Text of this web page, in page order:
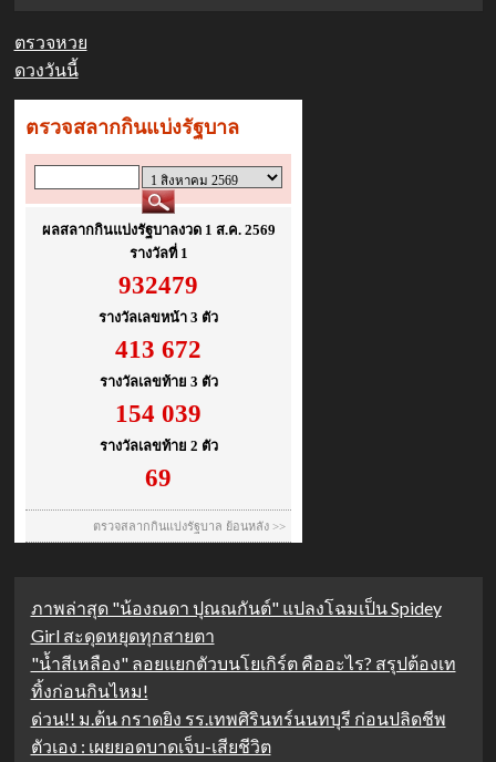
ตรวจหวย
ดวงวันนี้
ภาพล่าสุด "น้องณดา ปุณณกันต์" แปลงโฉมเป็น Spidey
Girl สะดุดหยุดทุกสายตา
"น้ำสีเหลือง" ลอยแยกตัวบนโยเกิร์ต คืออะไร? สรุปต้องเท
ทิ้งก่อนกินไหม!
ด่วน!! ม.ต้น กราดยิง รร.เทพศิรินทร์นนทบุรี ก่อนปลิดชีพ
ตัวเอง : เผยยอดบาดเจ็บ-เสียชีวิต